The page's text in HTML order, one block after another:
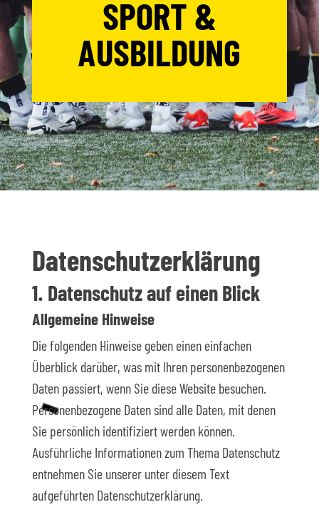
SPORT &
AUSBILDUNG
Datenschutz­erklärung
1. Datenschutz auf einen Blick
Allgemeine Hinweise
Die folgenden Hinweise geben einen einfachen
Überblick darüber, was mit Ihren personenbezogenen
Daten passiert, wenn Sie diese Website besuchen.
Personenbezogene Daten sind alle Daten, mit denen
Sie persönlich identifiziert werden können.
Ausführliche Informationen zum Thema Datenschutz
entnehmen Sie unserer unter diesem Text
aufgeführten Datenschutzerklärung.